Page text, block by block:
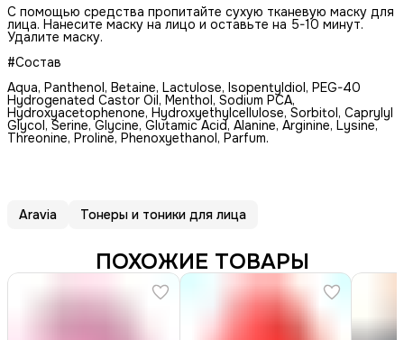
С помощью средства пропитайте сухую тканевую маску для
лица. Нанесите маску на лицо и оставьте на 5-10 минут.
Удалите маску.
#Состав
Aqua, Panthenol, Betaine, Lactulose, Isopentyldiol, PEG-40
Hydrogenated Castor Oil, Menthol, Sodium PCA,
Hydroxyacetophenone, Hydroxyethylcellulose, Sorbitol, Caprylyl
Glycol, Serine, Glycine, Glutamic Acid, Alanine, Arginine, Lysine,
Threonine, Proline, Phenoxyethanol, Parfum.
Aravia Тонеры и тоники для лица
ПОХОЖИЕ ТОВАРЫ